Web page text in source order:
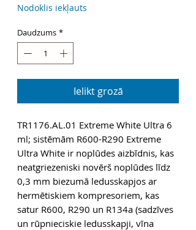
Nodoklis iekļauts
Daudzums *
Ielikt grozā
TR1176.AL.01 Extreme White Ultra 6
ml; sistēmām R600-R290 Extreme
Ultra White ir noplūdes aizbīdnis, kas
neatgriezeniski novērš noplūdes līdz
0,3 mm biezumā ledusskapjos ar
hermētiskiem kompresoriem, kas
satur R600, R290 un R134a (sadzīves
un rūpnieciskie ledusskapji, vīna